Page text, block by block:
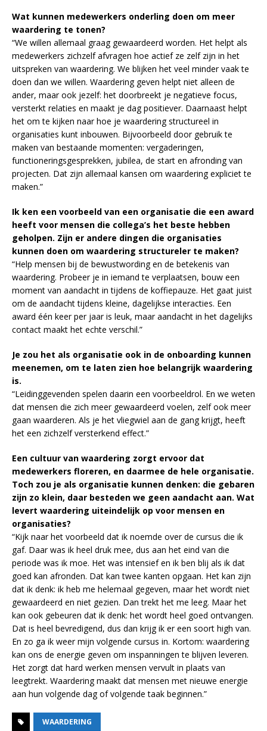
Wat kunnen medewerkers onderling doen om meer
waardering te tonen?
“We willen allemaal graag gewaardeerd worden. Het helpt als
medewerkers zichzelf afvragen hoe actief ze zelf zijn in het
uitspreken van waardering. We blijken het veel minder vaak te
doen dan we willen. Waardering geven helpt niet alleen de
ander, maar ook jezelf: het doorbreekt je negatieve focus,
versterkt relaties en maakt je dag positiever. Daarnaast helpt
het om te kijken naar hoe je waardering structureel in
organisaties kunt inbouwen. Bijvoorbeeld door gebruik te
maken van bestaande momenten: vergaderingen,
functioneringsgesprekken, jubilea, de start en afronding van
projecten. Dat zijn allemaal kansen om waardering expliciet te
maken.”
Ik ken een voorbeeld van een organisatie die een award
heeft voor mensen die collega’s het beste hebben
geholpen. Zijn er andere dingen die organisaties
kunnen doen om waardering structureler te maken?
“Help mensen bij de bewustwording en de betekenis van
waardering. Probeer je in iemand te verplaatsen, bouw een
moment van aandacht in tijdens de koffiepauze. Het gaat juist
om de aandacht tijdens kleine, dagelijkse interacties. Een
award één keer per jaar is leuk, maar aandacht in het dagelijks
contact maakt het echte verschil.”
Je zou het als organisatie ook in de onboarding kunnen
meenemen, om te laten zien hoe belangrijk waardering
is.
“Leidinggevenden spelen daarin een voorbeeldrol. En we weten
dat mensen die zich meer gewaardeerd voelen, zelf ook meer
gaan waarderen. Als je het vliegwiel aan de gang krijgt, heeft
het een zichzelf versterkend effect.”
Een cultuur van waardering zorgt ervoor dat
medewerkers floreren, en daarmee de hele organisatie.
Toch zou je als organisatie kunnen denken: die gebaren
zijn zo klein, daar besteden we geen aandacht aan. Wat
levert waardering uiteindelijk op voor mensen en
organisaties?
“Kijk naar het voorbeeld dat ik noemde over de cursus die ik
gaf. Daar was ik heel druk mee, dus aan het eind van die
periode was ik moe. Het was intensief en ik ben blij als ik dat
goed kan afronden. Dat kan twee kanten opgaan. Het kan zijn
dat ik denk: ik heb me helemaal gegeven, maar het wordt niet
gewaardeerd en niet gezien. Dan trekt het me leeg. Maar het
kan ook gebeuren dat ik denk: het wordt heel goed ontvangen.
Dat is heel bevredigend, dus dan krijg ik er een soort high van.
En zo ga ik weer mijn volgende cursus in. Kortom: waardering
kan ons de energie geven om inspanningen te blijven leveren.
Het zorgt dat hard werken mensen vervult in plaats van
leegtrekt. Waardering maakt dat mensen met nieuwe energie
aan hun volgende dag of volgende taak beginnen.”
WAARDERING